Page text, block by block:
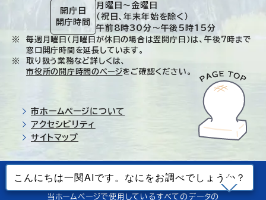
開庁日
開庁時間
月曜日～金曜日
（祝日、年末年始を除く）
午前8時30分～午後5時15分
毎週月曜日（月曜日が休日の場合は翌開庁日）は、午後7時まで
窓口開庁時間を延長しています。
取り扱う業務など詳しくは、
市役所の開庁時間のページをご確認ください。
市ホームページについて
アクセシビリティ
サイトマップ
© Ichinoseki-city. All rights reserved.
当ホームページで使用しているすべてのデータの